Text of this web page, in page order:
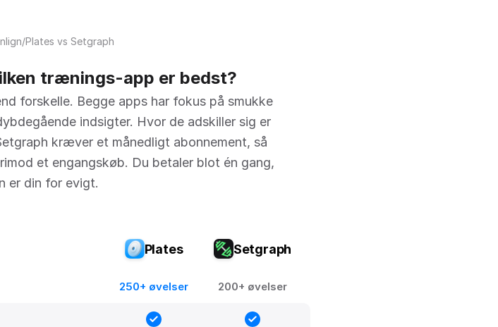
/Plates vs Setgraph
trænings-app er bedst?
forskelle. Begge apps har fokus på smukke
indsigter. Hvor de adskiller sig er
kræver et månedligt abonnement, så
et engangskøb. Du betaler blot én gang,
er din for evigt.
Plates Setgraph
250+ øvelser 200+ øvelser